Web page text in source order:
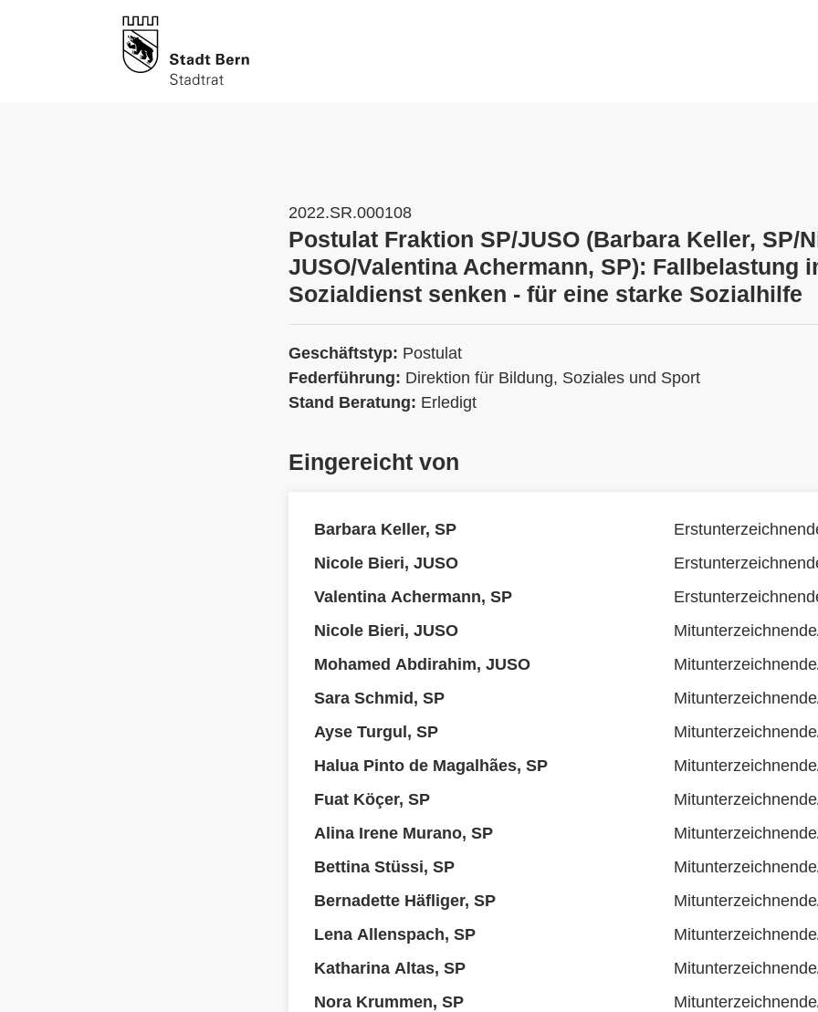
2022.SR.000108
Postulat Fraktion SP/JUSO (Barbara Keller, SP/
JUSO/Valentina Achermann, SP): Fallbelastung
Sozialdienst senken - für eine starke Sozialhilfe
Geschäftstyp: Postulat
Federführung: Direktion für Bildung, Soziales und Sport
Stand Beratung: Erledigt
Eingereicht von
Barbara Keller, SP
Nicole Bieri, JUSO
Valentina Achermann, SP
Nicole Bieri, JUSO
Mohamed Abdirahim, JUSO
Sara Schmid, SP
Ayse Turgul, SP
Halua Pinto de Magalhães, SP
Fuat Köçer, SP
Alina Irene Murano, SP
Bettina Stüssi, SP
Bernadette Häfliger, SP
Lena Allenspach, SP
Katharina Altas, SP
Nora Krummen, SP